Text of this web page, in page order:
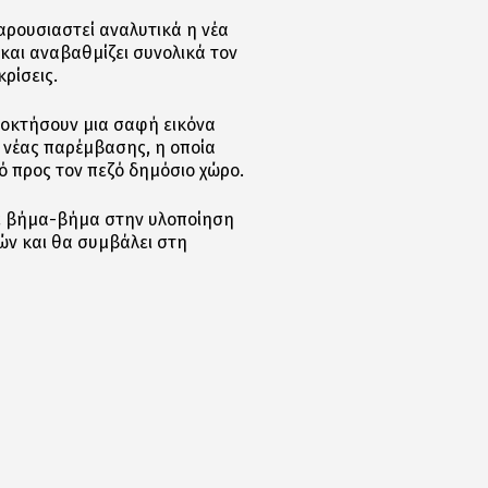
αναλυτικά η νέα
αναβαθμίζει συνολικά τον
μια σαφή εικόνα
παρέμβασης, η οποία
προς τον πεζό δημόσιο χώρο.
βήμα-βήμα στην υλοποίηση
και θα συμβάλει στη